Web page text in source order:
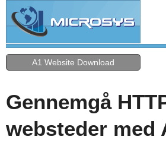
A1 Website Download
Gennemgå
websteder med